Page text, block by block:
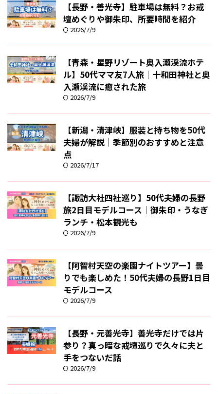
【長野・善光寺】駐車場は無料？お戒
壇めぐりや御朱印、所要時間を紹介
2026/7/9
【青森・星野リゾート奥入瀬渓流ホテ
ル】50代ママ友7人旅｜十和田神社と奥
入瀬渓流に癒された旅
2026/7/9
【新潟・清津峡】服装と持ち物を50代
夫婦が解説｜季節別のおすすめと注意
点
2026/7/17
【諏訪大社四社巡り】50代夫婦の長野
旅2日目モデルコース｜御朱印・うなぎ
ランチ・松本観光も
2026/7/9
【阿智村天空の楽園ナイトツアー】曇
りでも楽しめた！50代夫婦の長野1日目
モデルコース
2026/7/9
【長野・元善光寺】善光寺だけでは片
参り？真っ暗な戒壇巡りで久々に夫と
手をつないだ話
2026/7/9